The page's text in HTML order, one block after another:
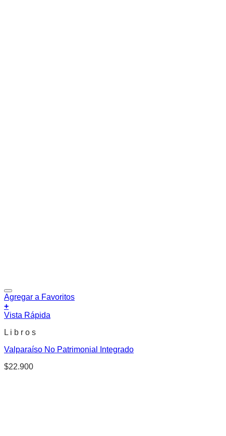
Agregar a Favoritos
+
Vista Rápida
L i b r o s
Valparaíso No Patrimonial Integrado
$22.900